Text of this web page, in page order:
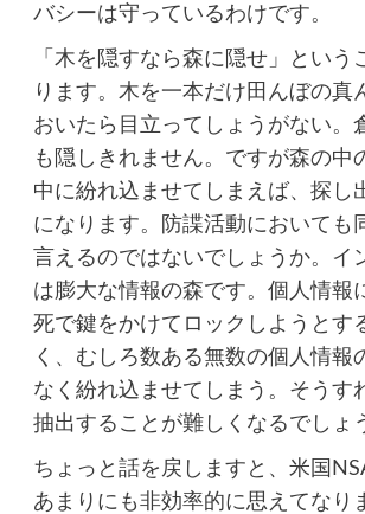
バシーは守っているわけです。
「木を隠すなら森に隠せ」という
ります。木を一本だけ田んぼの真
おいたら目立ってしょうがない。
も隠しきれません。ですが森の中
中に紛れ込ませてしまえば、探し
になります。防諜活動においても
言えるのではないでしょうか。イ
は膨大な情報の森です。個人情報
死で鍵をかけてロックしようとす
く、むしろ数ある無数の個人情報
なく紛れ込ませてしまう。そうす
抽出することが難しくなるでしょ
ちょっと話を戻しますと、米国
あまりにも非効率的に思えてなり